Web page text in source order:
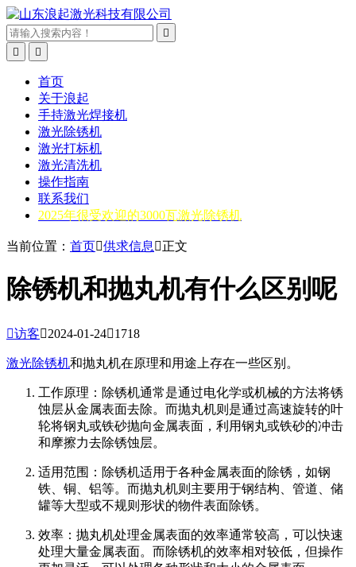



首页
关于浪起
手持激光焊接机
激光除锈机
激光打标机
激光清洗机
操作指南
联系我们
2025年很受欢迎的3000瓦激光除锈机
当前位置： 首页供求信息 正文
除锈机和抛丸机有什么区别呢
访客2024-01-241718
激光除锈机和抛丸机在原理和用途上存在一些区别。
工作原理：除锈机通常是通过电化学或机械的方法将锈
蚀层从金属表面去除。而抛丸机则是通过高速旋转的叶
轮将钢丸或铁砂抛向金属表面，利用钢丸或铁砂的冲击
和摩擦力去除锈蚀层。
适用范围：除锈机适用于各种金属表面的除锈，如钢
铁、铜、铝等。而抛丸机则主要用于钢结构、管道、储
罐等大型或不规则形状的物件表面除锈。
效率：抛丸机处理金属表面的效率通常较高，可以快速
处理大量金属表面。而除锈机的效率相对较低，但操作